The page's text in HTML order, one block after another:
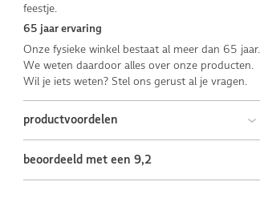
feestje.
65 jaar ervaring
Onze fysieke winkel bestaat al meer dan 65 jaar.
We weten daardoor alles over onze producten.
Wil je iets weten? Stel ons gerust al je vragen.
productvoordelen
beoordeeld met een 9,2